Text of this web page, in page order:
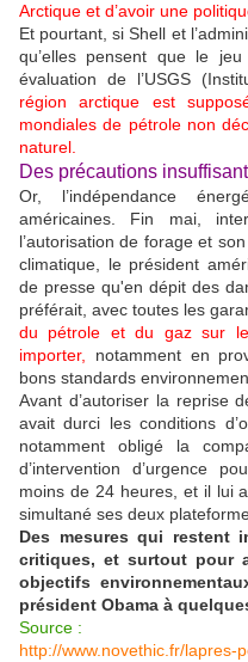
Arctique et d’avoir une
Et pourtant, si Shell et
qu’elles pensent que le
évaluation de l’USGS
région arctique est
mondiales de pétrole non
naturel.
Des précautions
Or, l’indépendance
américaines. Fin mai,
l’autorisation de forage et
climatique, le président
de presse qu'en dépit des
préférait, avec toutes les
du pétrole et du gaz sur
importer,
notamment en
bons standards
Avant d’autoriser la reprise
avait durci les conditions
notamment obligé la
d’intervention d’urgence
moins de 24 heures, et il lui
simultané ses deux
Des mesures qui restent
critiques, et surtout pour
objectifs
président Obama à
Source :
http://www.novethic.fr/lapres-